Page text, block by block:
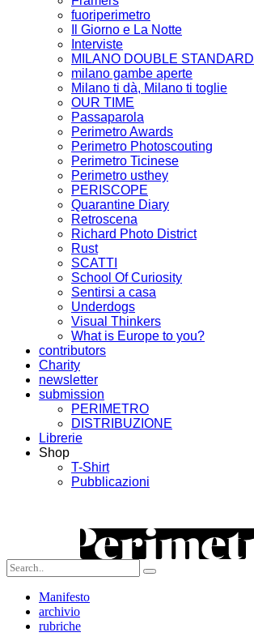
fuoriperimetro
Il Giorno e La Notte
Interviste
MILANO DOUBLE STANDARD
milano gambe aperte
Milano ti dà, Milano ti toglie
OUR TIME
Passaparola
Perimetro Awards
Perimetro Photoscouting
Perimetro Ticinese
Perimetro usthey
PERISCOPE
Quarantine Diary
Retroscena
Richard Photo District
Rust
SCATTI
School Of Curiosity
Sentirsi a casa
Underdogs
Visual Thinkers
What is Europe to you?
contributors
Charity
newsletter
submission
PERIMETRO
DISTRIBUZIONE
Librerie
Shop
T-Shirt
Pubblicazioni
Manifesto
archivio
rubriche